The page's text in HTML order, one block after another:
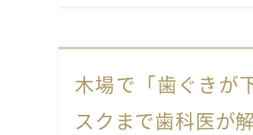
木場で「歯ぐきが
スクまで歯科医が